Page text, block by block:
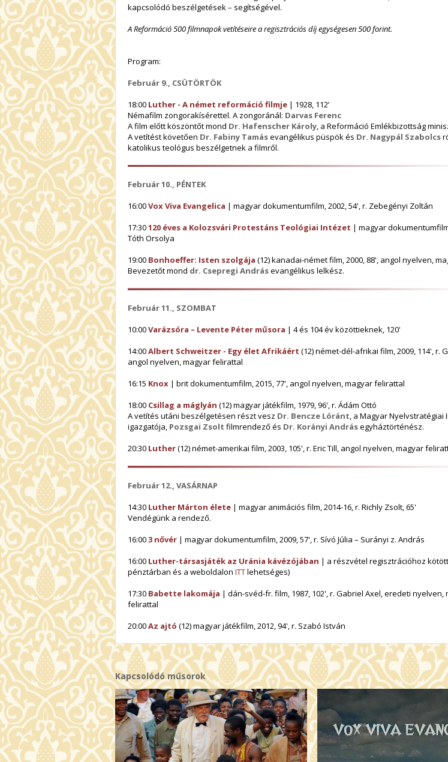
kapcsolódó beszélgetések – segítségével.
A Reformáció 500 filmnapok vetítéseire a regisztrációs díj egységesen 500 forint.
Program:
Február 9., CSÜTÖRTÖK
18:00 Luther - A német reformáció filmje | 1928, 112’
Némafilm zongorakísérettel. A zongoránál: Darvas Ferenc
A film előtt köszöntőt mond Dr. Hafenscher Károly , a Reformáció Emlékbizottság
A vetítést követően Dr. Fabiny Tamásevangélikus püspök és Dr. Nagypál Szabolcs
katolikus teológus beszélgetnek a filmről.
Február 10., PÉNTEK
16:00Vox Viva Evangelica | magyar dokumentumfilm, 2002, 54', r. Zebegényi Zoltán
17:30120 éves a Kolozsvári Protestáns Teológiai Intézet | magyar
Tóth Orsolya
19:00 Bonhoeffer: Isten szolgája (12) kanadai-német film, 2000, 88', angol nyelven,
Bevezetőt mond dr. Csepregi Andrásevangélikus lelkész.
Február 11., SZOMBAT
10:00Varázsóra – Levente Péter műsora | 4 és 104 év közöttieknek, 120'
14:00Albert Schweitzer - Egy élet Afrikáért (12) német-dél-afrikai film, 2009, 114', r.
angol nyelven, magyar felirattal
16:15 Knox | brit dokumentumfilm, 2015, 77', angol nyelven, magyar felirattal
18:00 Csillag a máglyán (12) magyar játékfilm, 1979, 96', r. Ádám Ottó
A vetítés utáni beszélgetésen részt vesz Dr. Bencze Lóránt, a Magyar Nyelvstratégiai
igazgatója, Pozsgai Zsolt filmrendező és Dr. Korányi Andrásegyháztörténész.
20:30 Luther(12) német-amerikai film, 2003, 105', r. Eric Till, angol nyelven, magyar
Február 12., VASÁRNAP
14:30 Luther Márton élete | magyar animációs film, 2014-16, r. Richly Zsolt, 65'
Vendégünk a rendező.
16:003 nővér | magyar dokumentumfilm, 2009, 57', r. Sívó Júlia – Surányi z. András
16:00 Luther-társasjáték az Uránia kávézójában | a részvétel regisztrációhoz
pénztárban és a weboldalon ITTlehetséges)
17:30 Babette lakomája | dán-svéd-fr. film, 1987, 102', r. Gabriel Axel, eredeti nyelven,
felirattal
20:00Az ajtó (12) magyar játékfilm, 2012, 94', r. Szabó István
Kapcsolódó műsorok